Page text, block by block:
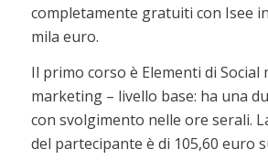
completamente gratuiti con Isee
mila euro.
Il primo corso è Elementi di Social
marketing – livello base: ha una
con svolgimento nelle ore serali.
del partecipante è di 105,60 euro